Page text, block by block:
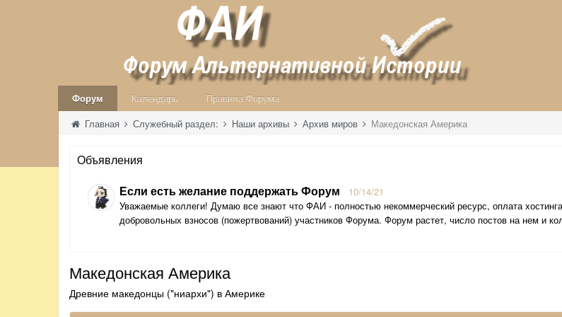
Форум Календарь
Правила Форума
Главная Служебный раздел: Наши архивы Архив миров Македонская Америка
Объявления
Если есть желание поддержать Форум
10/14/21
Уважаемые коллеги! Думаю все знают что ФАИ - полностью некоммерческий ресурс, оплата
добровольных взносов (пожертвований) участников Форума. Форум растет, число постов на нем и
Македонская Америка
Древние македонцы ("ниархи") в Америке